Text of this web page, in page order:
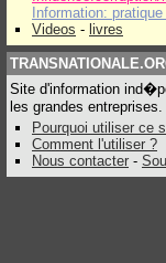
Information:
Videos - livres
Site d'information
les grandes entreprises.
Pourquoi utiliser ce
Comment l'utiliser ?
Nous contacter -